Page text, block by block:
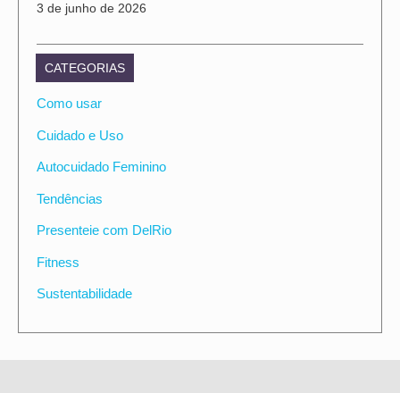
3 de junho de 2026
CATEGORIAS
Como usar
Cuidado e Uso
Autocuidado Feminino
Tendências
Presenteie com DelRio
Fitness
Sustentabilidade